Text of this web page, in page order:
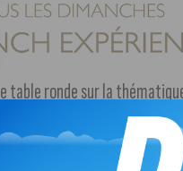
table ronde sur la
notre planète est au cœur